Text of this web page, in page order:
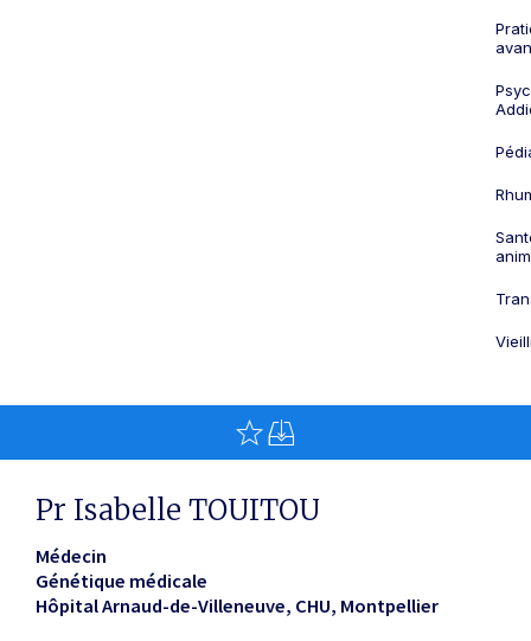
Pr Isabelle TOUITOU
Médecin
Génétique médicale
Hôpital Arnaud-de-Villeneuve, CHU Montpellier